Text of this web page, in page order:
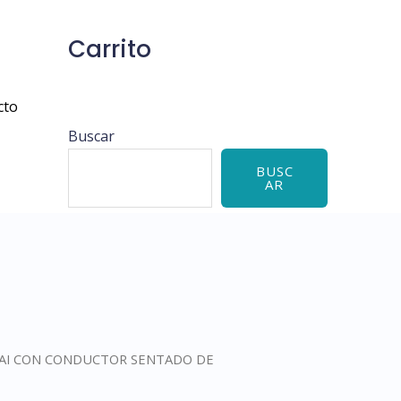
Carrito
Buscar
BUSC
AR
CON CONDUCTOR SENTADO DE